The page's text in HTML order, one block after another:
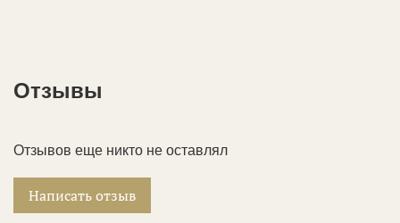
Отзывы
Отзывов еще никто не оставлял
Написать отзыв